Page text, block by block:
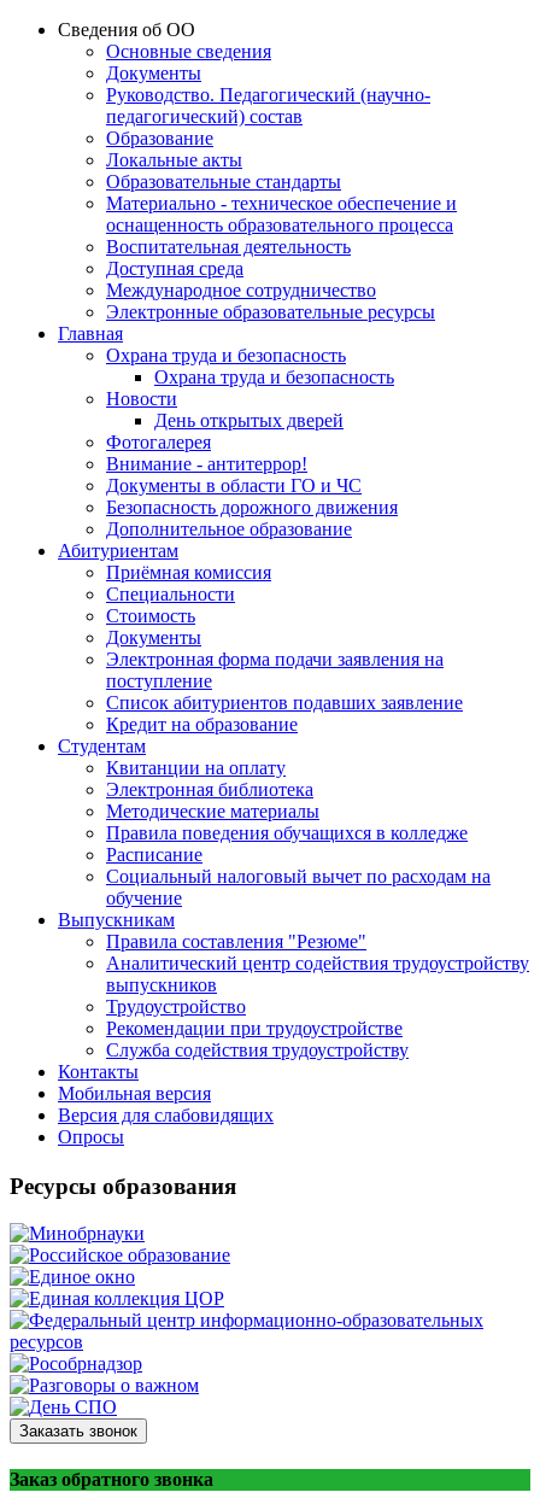
Сведения об ОО
Основные сведения
Документы
Руководство. Педагогический (научно-
педагогический) состав
Образование
Локальные акты
Образовательные стандарты
Материально - техническое обеспечение и
оснащенность образовательного процесса
Воспитательная деятельность
Доступная среда
Международное сотрудничество
Электронные образовательные ресурсы
Главная
Охрана труда и безопасность
Охрана труда и безопасность
Новости
День открытых дверей
Фотогалерея
Внимание - антитеррор!
Документы в области ГО и ЧС
Безопасность дорожного движения
Дополнительное образование
Абитуриентам
Приёмная комиссия
Специальности
Стоимость
Документы
Электронная форма подачи заявления на
поступление
Список абитуриентов подавших заявление
Кредит на образование
Студентам
Квитанции на оплату
Электронная библиотека
Методические материалы
Правила поведения обучащихся в колледже
Расписание
Социальный налоговый вычет по расходам на
обучение
Выпускникам
Правила составления "Резюме"
Аналитический центр содействия трудоустройству
выпускников
Трудоустройство
Рекомендации при трудоустройстве
Служба содействия трудоустройству
Контакты
Мобильная версия
Версия для слабовидящих
Опросы
Ресурсы образования
Заказать звонок
Заказ обратного звонка